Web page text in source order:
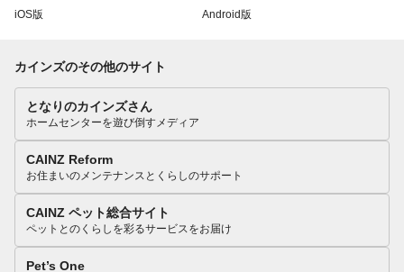
iOS版 Android版
カインズのその他のサイト
となりのカインズさん
ホームセンターを遊び倒すメディア
CAINZ Reform
お住まいのメンテナンスとくらしのサポート
CAINZ ペット総合サイト
ペットとのくらしを彩るサービスをお届け
Pet’s One